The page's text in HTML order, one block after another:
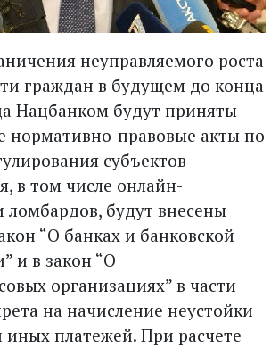
неуправляемого роста
граждан в будущем до конца
Нацбанком будут приняты
нормативно-правовые акты по
субъектов
в том числе онлайн-
ломбардов, будут внесены
“О банках и банковской
и в закон “О
организациях” в части
на начисление неустойки
платежей. При расчете